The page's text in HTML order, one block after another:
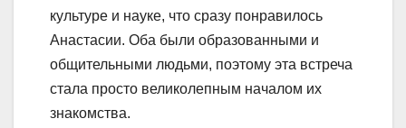
культуре и науке, что сразу понравилось
Анастасии. Оба были образованными и
общительными людьми, поэтому эта встреча
стала просто великолепным началом их
знакомства.